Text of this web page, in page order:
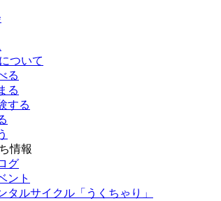
ついて
る
る
する
情報
グ
ント
タルサイクル「うくちゃり」